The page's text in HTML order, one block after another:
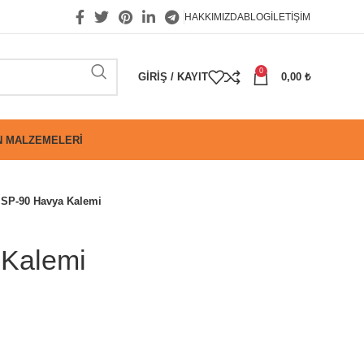
HAKKIMIZDABLOGİLETIŞIM
GIRIŞ / KAYIT
0
0,00 ₺
MALZEMELERI
SP-90 Havya Kalemi